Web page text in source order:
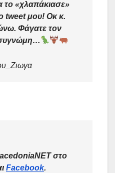
το «χλαπάκιασε»
tweet μου! Οκ κ.
Φάγατε τον
_Ζιωγα
στο
Facebook.